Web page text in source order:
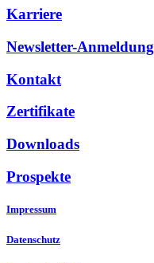
Karriere
Newsletter-Anmeldung
Kontakt
Zertifikate
Downloads
Prospekte
Impressum
Datenschutz